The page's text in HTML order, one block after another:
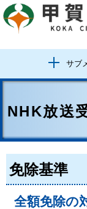
サブ
NHK放送
免除基準
全額免除の